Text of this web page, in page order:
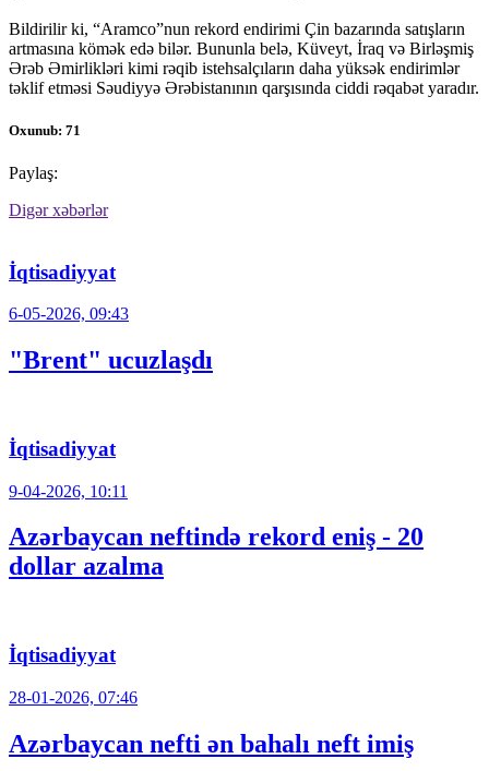
Bildirilir ki, “Aramco”nun rekord endirimi Çin bazarında satışların
artmasına kömək edə bilər. Bununla belə, Küveyt, İraq və Birləşmiş
Ərəb Əmirlikləri kimi rəqib istehsalçıların daha yüksək endirimlər
təklif etməsi Səudiyyə Ərəbistanının qarşısında ciddi rəqabət yaradır.
Oxunub: 71
Paylaş:
Digər xəbərlər
İqtisadiyyat
6-05-2026, 09:43
"Brent" ucuzlaşdı
İqtisadiyyat
9-04-2026, 10:11
Azərbaycan neftində rekord eniş - 20
dollar azalma
İqtisadiyyat
28-01-2026, 07:46
Azərbaycan nefti ən bahalı neft imiş